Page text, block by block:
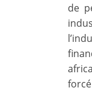
de